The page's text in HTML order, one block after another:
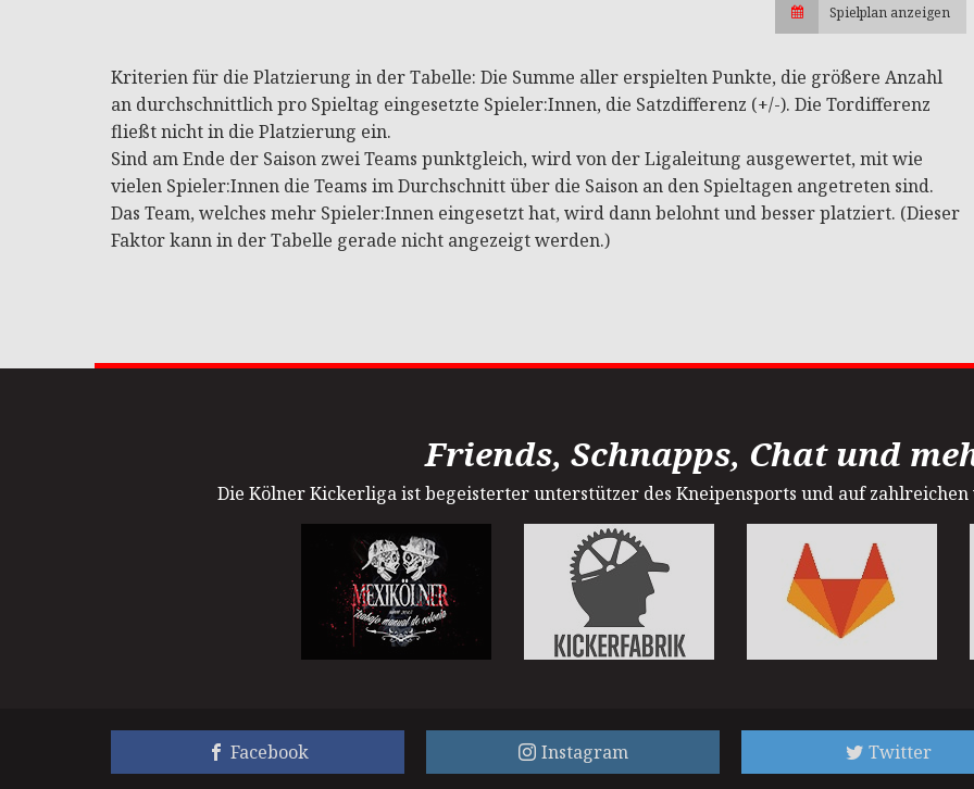
Spielplan anzeigen
Kriterien für die Platzierung in der Tabelle: Die Summe aller erspielten Punkte, die größere Anzahl
an durchschnittlich pro Spieltag eingesetzte Spieler:Innen, die Satzdifferenz (+/-). Die Tordifferenz
fließt nicht in die Platzierung ein.
Sind am Ende der Saison zwei Teams punktgleich, wird von der Ligaleitung ausgewertet, mit wie
vielen Spieler:Innen die Teams im Durchschnitt über die Saison an den Spieltagen angetreten sind.
Das Team, welches mehr Spieler:Innen eingesetzt hat, wird dann belohnt und besser platziert. (Dieser
Faktor kann in der Tabelle gerade nicht angezeigt werden.)
Friends, Schnapps, Chat und
Die Kölner Kickerliga ist begeisterter unterstützer des Kneipensports und auf
Facebook Instagram Twitter